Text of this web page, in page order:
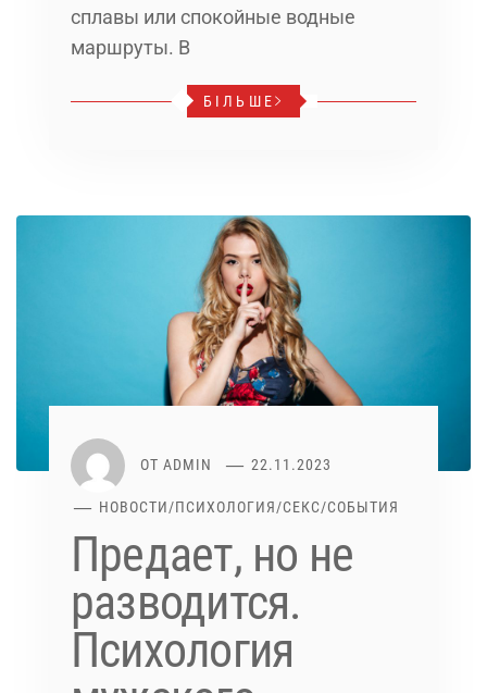
сплавы или спокойные водные
маршруты. В
БІЛЬШЕ
ОТ ADMIN 22.11.2023
НОВОСТИ/ПСИХОЛОГИЯ/СЕКС/СОБЫТИЯ
Предает, но не
разводится.
Психология